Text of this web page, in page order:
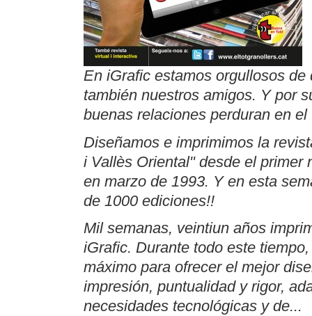
En iGrafic estamos orgullosos
también nuestros amigos. Y por
buenas relaciones perduran en el
Diseñamos e imprimimos la
i Vallès Oriental" desde el primer
en marzo de 1993. Y en esta
de 1000 ediciones!!
Mil semanas, veintiun años
iGrafic. Durante todo este
máximo para ofrecer el mejor
impresión, puntualidad y rigor,
necesidades tecnológicas y de...